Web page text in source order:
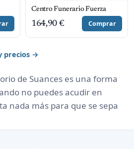
Centro Funerario Fuerza
164,90 € Comprar
precios →
de Suances es una forma
no puedes acudir en
nada más para que se sepa